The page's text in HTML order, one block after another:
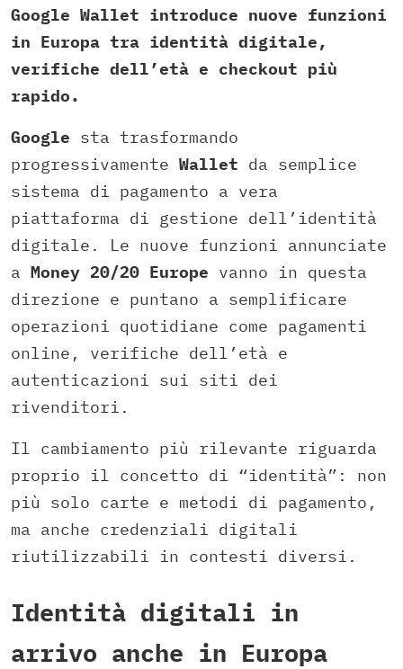
Google Wallet introduce nuove funzioni
in Europa tra identità digitale,
verifiche dell’età e checkout più
rapido.
Google sta trasformando
progressivamente Wallet da semplice
sistema di pagamento a vera
piattaforma di gestione dell’identità
digitale. Le nuove funzioni annunciate
a Money 20/20 Europe vanno in questa
direzione e puntano a semplificare
operazioni quotidiane come pagamenti
online, verifiche dell’età e
autenticazioni sui siti dei
rivenditori.
Il cambiamento più rilevante riguarda
proprio il concetto di “identità”: non
più solo carte e metodi di pagamento,
ma anche credenziali digitali
riutilizzabili in contesti diversi.
Identità digitali in
arrivo anche in Europa